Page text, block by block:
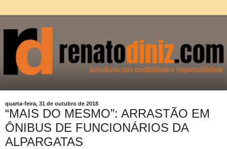
quarta-feira, 31 de outubro de 2018
“MAIS DO MESMO”: ARRASTÃO EM
ÔNIBUS DE FUNCIONÁRIOS DA
ALPARGATAS